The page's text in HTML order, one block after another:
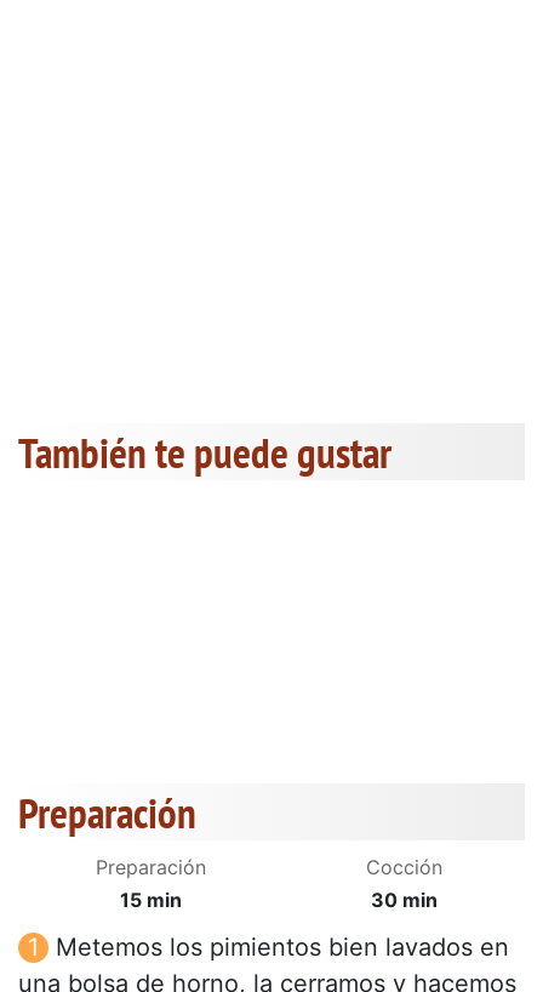
También te puede gustar
Preparación
Preparación
15 min
Cocción
30 min
Metemos los pimientos bien lavados en
una bolsa de horno, la cerramos y hacemos